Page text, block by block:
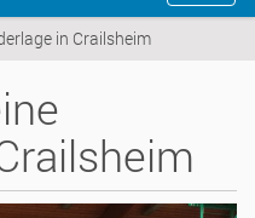
in Crailsheim